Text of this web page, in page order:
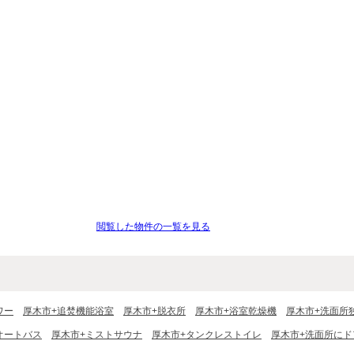
閲覧した物件の一覧を見る
ー 厚木市+追焚機能浴室 厚木市+脱衣所 厚木市+浴室乾燥機 厚木市+洗面所
ートバス 厚木市+ミストサウナ 厚木市+タンクレストイレ 厚木市+洗面所にド